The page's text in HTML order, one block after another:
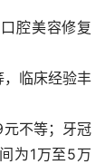
腔美容修复
临床经验丰
不等；牙冠
为1万至5万